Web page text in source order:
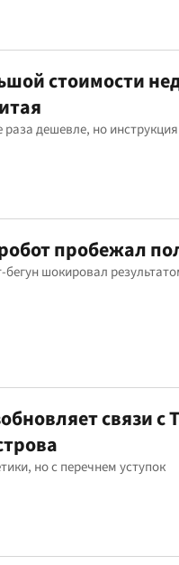
стоимости
дешевле, но
пробежал
бегун шокировал
связи
но с перечнем уступок